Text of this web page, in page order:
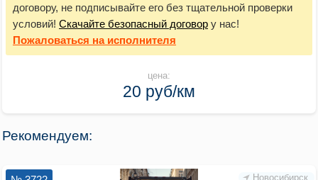
договору, не подписывайте его без тщательной проверки
условий! Скачайте безопасный договор у нас!
Пожаловаться на исполнителя
цена:
20 руб/км
Рекомендуем:
Новосибирск